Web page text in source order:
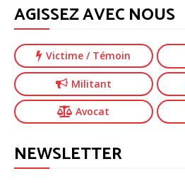
AGISSEZ AVEC NOUS
Victime/ Témoin
Militant
Avocat
NEWSLETTER